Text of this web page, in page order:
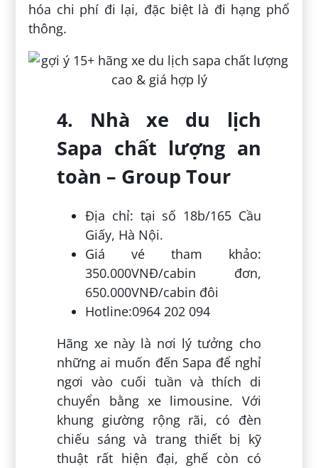
hóa chi phí đi lại, đặc biệt là đi hạng phổ
thông.
4. Nhà xe du lịch
Sapa chất lượng an
toàn – Group Tour
Địa chỉ: tại số 18b/165 Cầu
Giấy, Hà Nội.
Giá vé tham khảo:
350.000VNĐ/cabin đơn,
650.000VNĐ/cabin đôi
Hotline:0964 202 094
Hãng xe này là nơi lý tưởng cho
những ai muốn đến Sapa để nghỉ
ngơi vào cuối tuần và thích di
chuyển bằng xe limousine. Với
khung giường rộng rãi, có đèn
chiếu sáng và trang thiết bị kỹ
thuật rất hiện đại, ghế còn có